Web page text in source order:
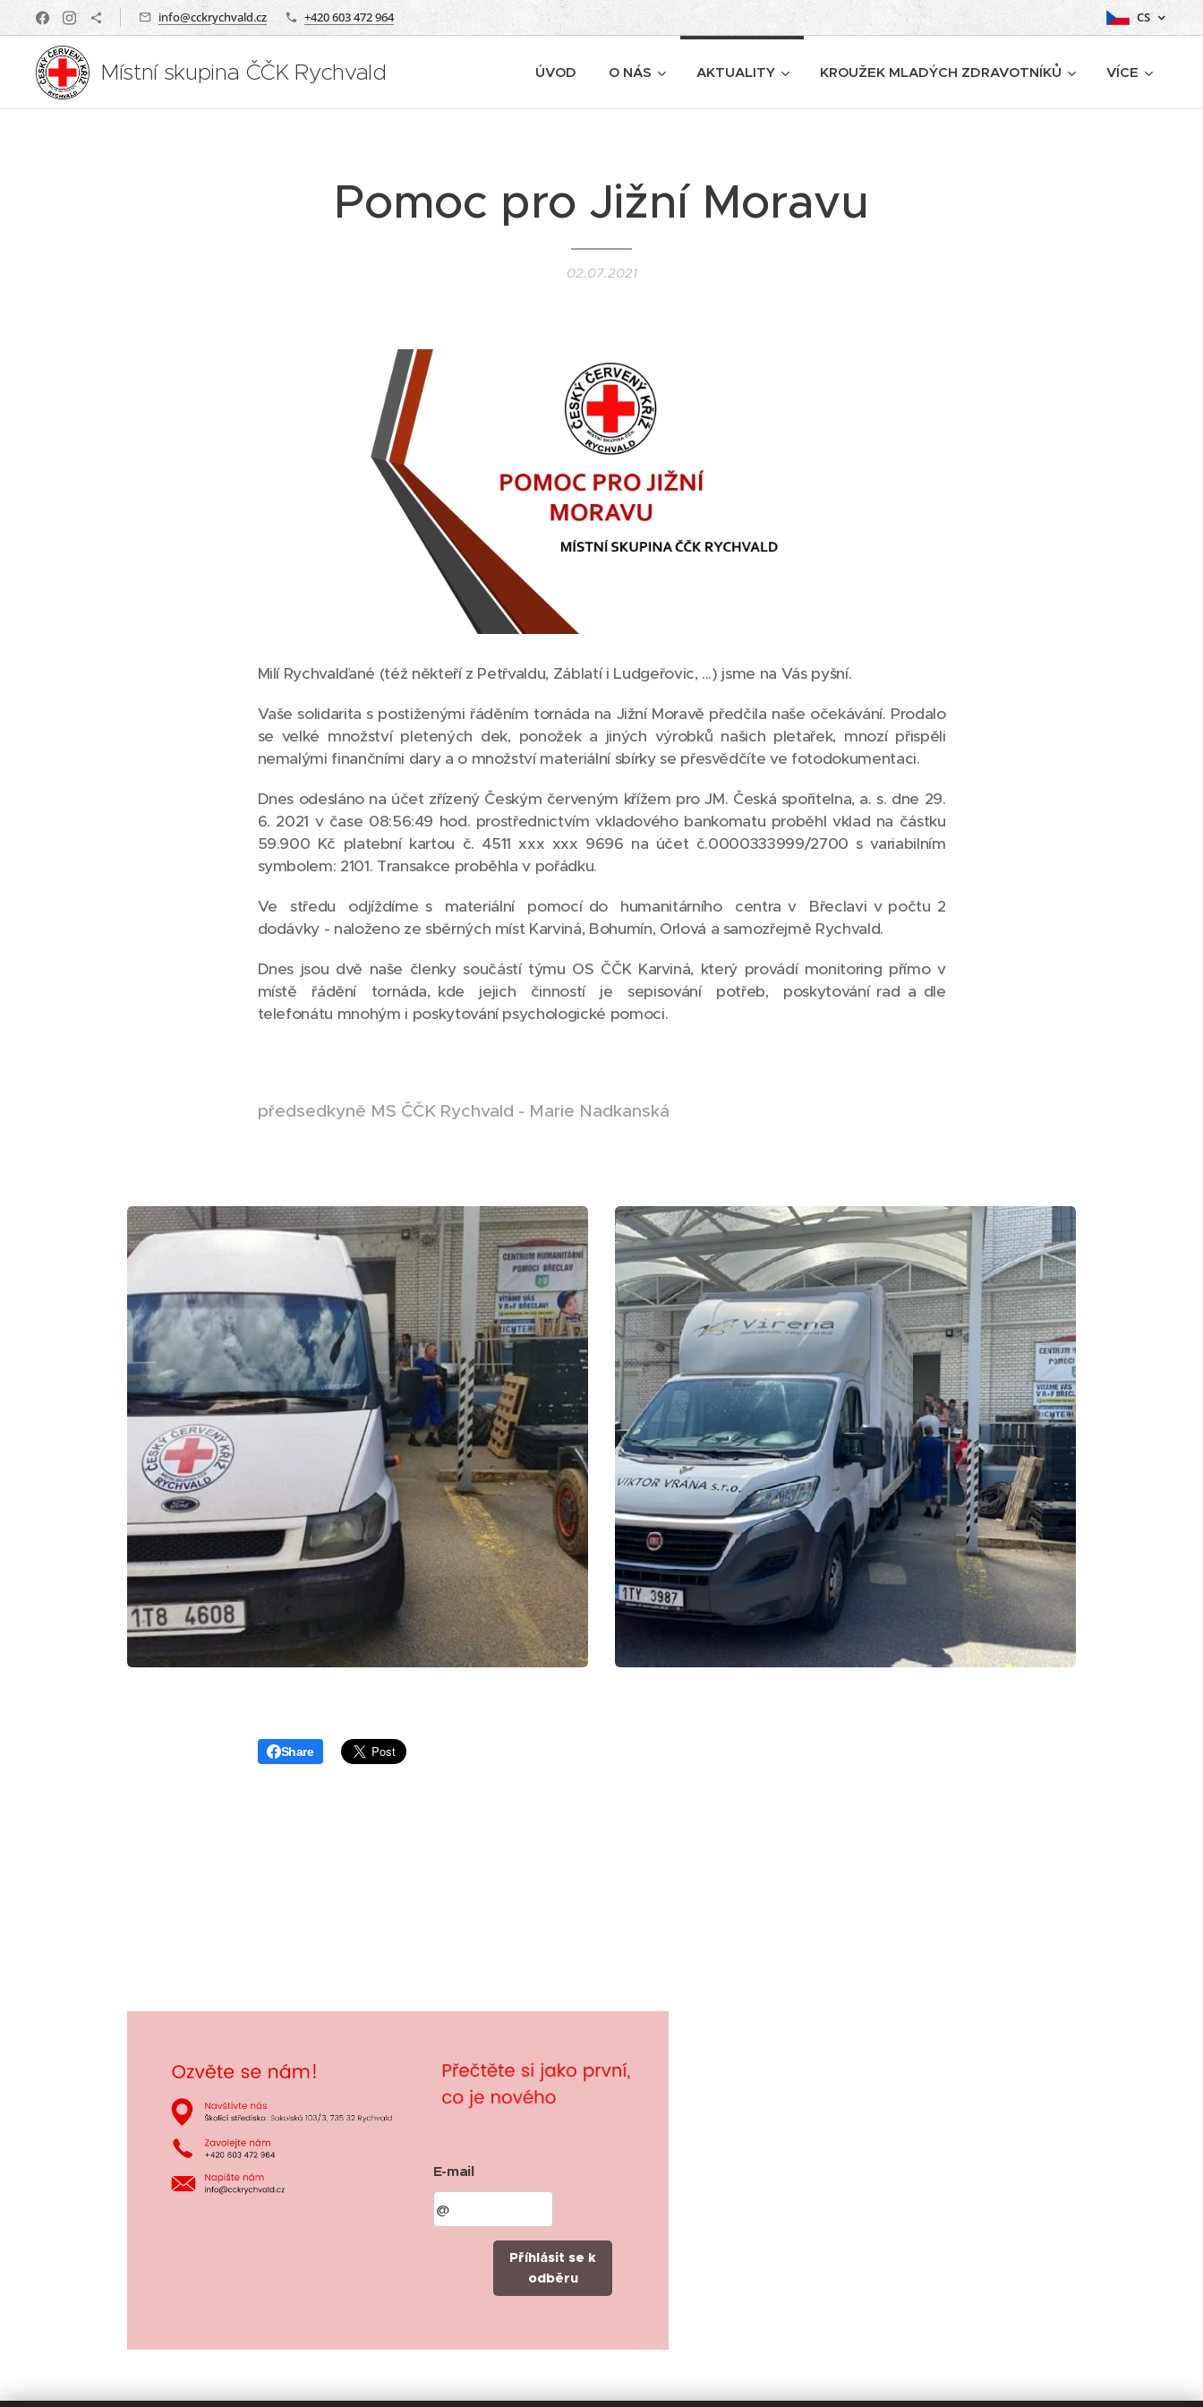
info@cckrychvald.cz +420 603 472 964 CS
Místní skupina ČČK Rychvald ÚVOD O NÁS AKTUALITY KROUŽEK MLADÝCH ZDRAVOTNÍKŮ VÍCE
Pomoc pro Jižní Moravu
02.07.2021
Milí Rychvalďané (též někteří z Petřvaldu, Záblatí i Ludgeřovic, ...) jsme na Vás pyšní.
Vaše solidarita s postiženými řáděním tornáda na Jižní Moravě předčila naše očekávání. Prodalo
se velké množství pletených dek, ponožek a jiných výrobků našich pletařek, mnozí přispěli
nemalými finančními dary a o množství materiální sbírky se přesvědčíte ve fotodokumentaci.
Dnes odesláno na účet zřízený Českým červeným křížem pro JM. Česká spořitelna, a. s. dne 29.
6. 2021 v čase 08:56:49 hod. prostřednictvím vkladového bankomatu proběhl vklad na částku
59.900 Kč platební kartou č. 4511 xxx xxx 9696 na účet č.0000333999/2700 s variabilním
symbolem: 2101. Transakce proběhla v pořádku.
Ve středu odjíždíme s materiální pomocí do humanitárního centra v Břeclavi v počtu 2
dodávky - naloženo ze sběrných míst Karviná, Bohumín, Orlová a samozřejmě Rychvald.
Dnes jsou dvě naše členky součástí týmu OS ČČK Karviná, který provádí monitoring přímo v
místě řádění tornáda, kde jejich činností je sepisování potřeb, poskytování rad a dle
telefonátu mnohým i poskytování psychologické pomoci.
předsedkyně MS ČČK Rychvald - Marie Nadkanská
Share
E-mail
Příhlásit se k
odběru